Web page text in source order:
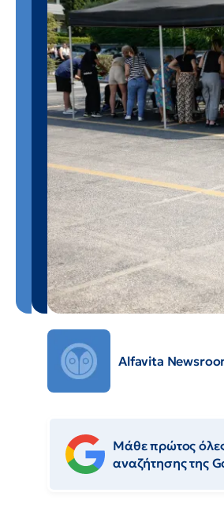
Alfavita
Μάθε πρώτος όλες
αναζήτησης της